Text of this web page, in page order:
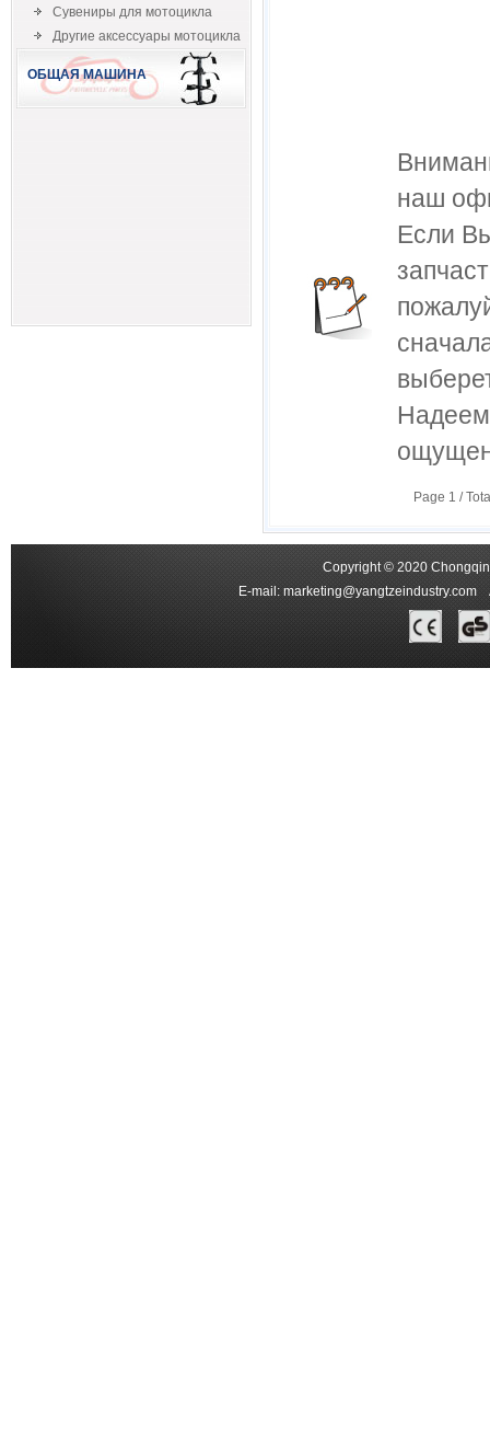
Сувениры для мотоцикла
Другие аксессуары мотоцикла
ОБЩАЯ МАШИНА
наш
Если
Page 1 /
Copyright © 2020
E-mail: marketing@yangtzeindustry.com